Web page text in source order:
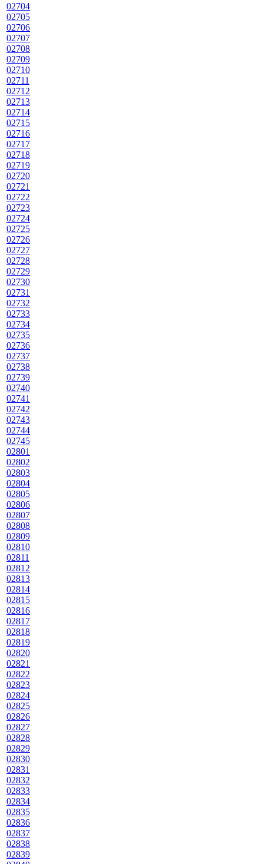
02704
02705
02706
02707
02708
02709
02710
02711
02712
02713
02714
02715
02716
02717
02718
02719
02720
02721
02722
02723
02724
02725
02726
02727
02728
02729
02730
02731
02732
02733
02734
02735
02736
02737
02738
02739
02740
02741
02742
02743
02744
02745
02801
02802
02803
02804
02805
02806
02807
02808
02809
02810
02811
02812
02813
02814
02815
02816
02817
02818
02819
02820
02821
02822
02823
02824
02825
02826
02827
02828
02829
02830
02831
02832
02833
02834
02835
02836
02837
02838
02839